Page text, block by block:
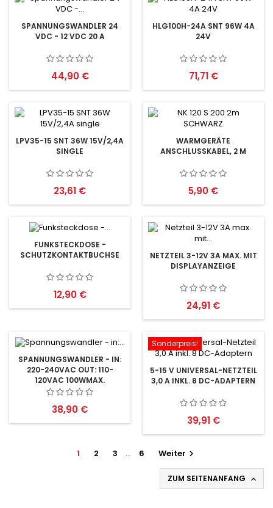
SPANNUNGSWANDLER 24
VDC - 12 VDC 20 A
Preis
44,90 €
HLG100H-24A SNT 96W 4A
24V
Preis
71,71 €
LPV35-15 SNT 36W 15V/2,4A
SINGLE
Preis
23,61 €
WARMGERÄTE
ANSCHLUSSKABEL, 2 M
Preis
5,90 €
FUNKSTECKDOSE -
SCHUTZKONTAKTBUCHSE
Preis
12,90 €
NETZTEIL 3-12V 3A MAX. MIT
DISPLAYANZEIGE
Preis
24,91 €
SPANNUNGSWANDLER - IN:
220-240VAC OUT: 110-
120VAC 100WMAX.
Preis
38,90 €
Sonderpreis!
5-15 V UNIVERSAL-NETZTEIL
3,0 A INKL. 8 DC-ADAPTERN
Preis
39,91 €
1 2 3 … 6 Weiter 
ZUM SEITENANFANG 